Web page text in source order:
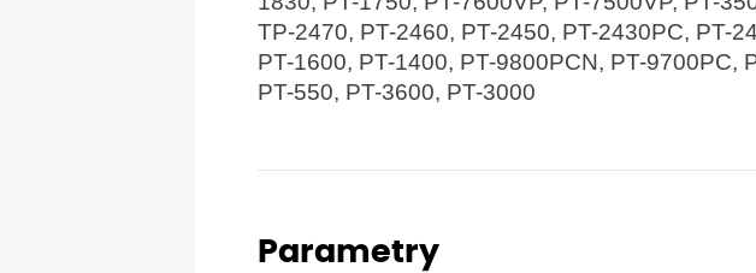
TP-2470, PT-2460, PT-2450, PT-2430PC, PT-
PT-1600, PT-1400, PT-9800PCN, PT-9700PC,
PT-550, PT-3600, PT-3000
Parametry